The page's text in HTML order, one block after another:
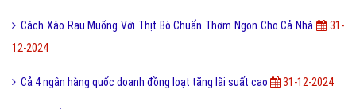
Cách Xào Rau Muống Với Thịt Bò Chuẩn Thơm Ngon Cho Cả Nhà
31-
12-2024
Cả 4 ngân hàng quốc doanh đồng loạt tăng lãi suất cao 31-12-2024